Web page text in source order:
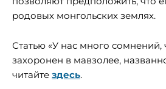
родовых монгольских землях.
Статью «У нас много сомнений,
захоронен в мавзолее,
читайте здесь.